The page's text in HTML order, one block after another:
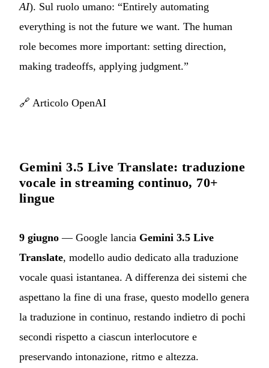
AI). Sul ruolo umano: “Entirely automating
everything is not the future we want. The human
role becomes more important: setting direction,
making tradeoffs, applying judgment.”
🔗 Articolo OpenAI
Gemini 3.5 Live Translate: traduzione
vocale in streaming continuo, 70+
lingue
9 giugno — Google lancia Gemini 3.5 Live
Translate, modello audio dedicato alla traduzione
vocale quasi istantanea. A differenza dei sistemi che
aspettano la fine di una frase, questo modello genera
la traduzione in continuo, restando indietro di pochi
secondi rispetto a ciascun interlocutore e
preservando intonazione, ritmo e altezza.